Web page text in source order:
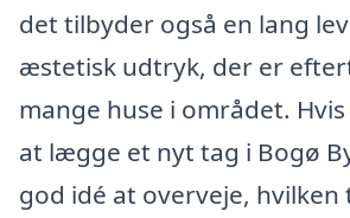
det tilbyder også en lang
æstetisk udtryk, der er
mange huse i området.
at lægge et nyt tag i Bogø
god idé at overveje, hvilken